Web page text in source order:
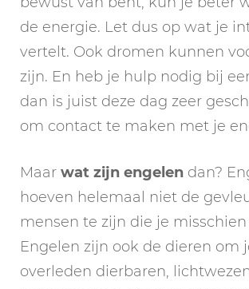
de energie. Let dus op wat je
vertelt. Ook dromen kunnen
zijn. En heb je hulp nodig bij
dan is juist deze dag zeer
om contact te maken met je
Maar wat zijn engelen dan?
hoeven helemaal niet de
mensen te zijn die je misschien
Engelen zijn ook de dieren om
overleden dierbaren,